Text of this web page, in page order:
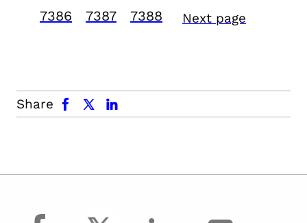
7386 7387 7388 Next page
Share
facebook x.com linkedin
facebook